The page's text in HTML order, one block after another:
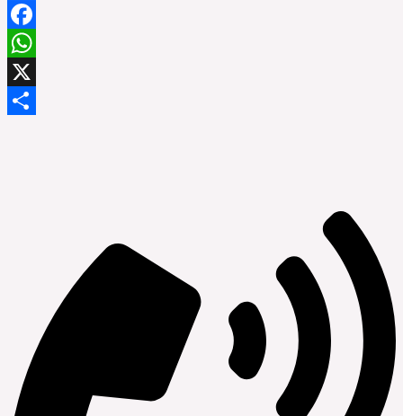
Facebook
WhatsApp
X